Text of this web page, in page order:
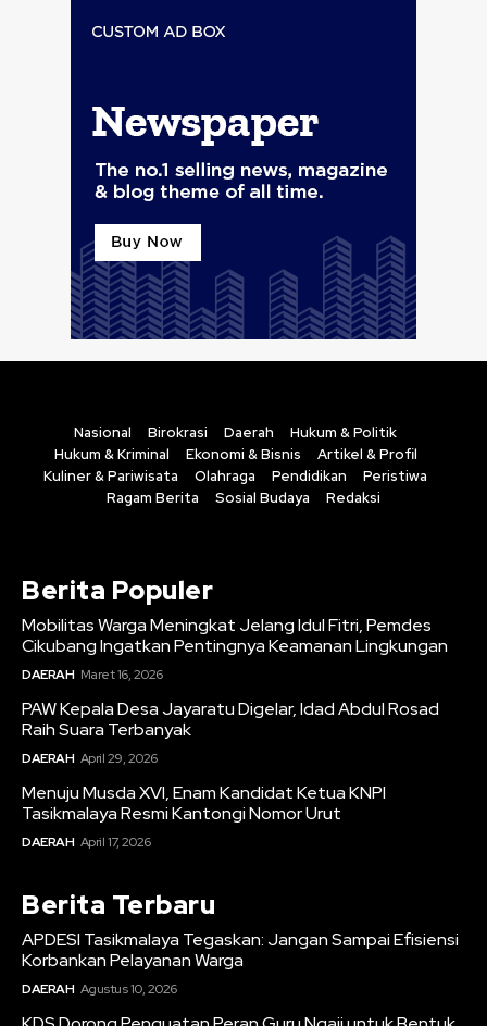
Nasional Birokrasi Daerah
Hukum & Politik
Hukum & Kriminal
Ekonomi & Bisnis
Artikel & Profil
Kuliner & Pariwisata
Olahraga Pendidikan
Peristiwa
Ragam Berita
Sosial Budaya Redaksi
Berita Populer
Mobilitas Warga Meningkat Jelang Idul Fitri, Pemdes
Cikubang Ingatkan Pentingnya Keamanan Lingkungan
DAERAH Maret 16, 2026
PAW Kepala Desa Jayaratu Digelar, Idad Abdul Rosad
Raih Suara Terbanyak
DAERAH April 29, 2026
Menuju Musda XVI, Enam Kandidat Ketua KNPI
Tasikmalaya Resmi Kantongi Nomor Urut
DAERAH April 17, 2026
Berita Terbaru
APDESI Tasikmalaya Tegaskan: Jangan Sampai Efisiensi
Korbankan Pelayanan Warga
DAERAH Agustus 10, 2026